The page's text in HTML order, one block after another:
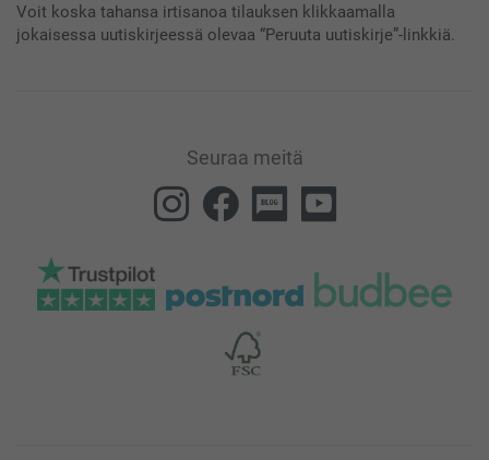
Voit koska tahansa irtisanoa tilauksen klikkaamalla
jokaisessa uutiskirjeessä olevaa “Peruuta uutiskirje”-linkkiä.
Seuraa meitä